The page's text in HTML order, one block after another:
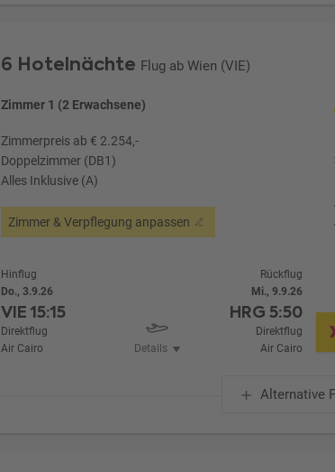
6 Hotelnächte Flug ab Wien (VIE)
Zimmer 1 (2 Erwachsene)
Zimmerpreis ab € 2.254,-
Doppelzimmer (DB1)
Alles Inklusive (A)
Zimmer & Verpflegung anpassen
Hinflug
Do., 3.9.26
VIE15:15
Direktflug
Air Cairo
Details
Rückflug
Mi., 9.9.26
HRG5:50
Direktflug
Air Cairo
Alternative